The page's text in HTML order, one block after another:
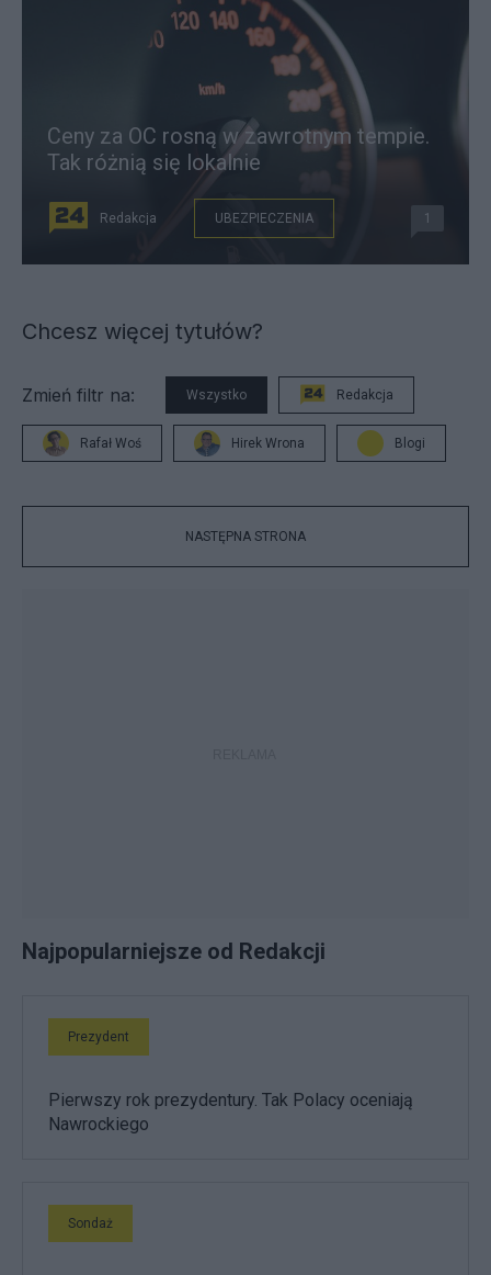
Ceny za OC rosną w zawrotnym tempie.
Tak różnią się lokalnie
Redakcja UBEZPIECZENIA 1
Chcesz więcej tytułów?
Zmień filtr na: Wszystko Redakcja
Rafał Woś Hirek Wrona Blogi
NASTĘPNA STRONA
Najpopularniejsze od Redakcji
Prezydent
Pierwszy rok prezydentury. Tak Polacy oceniają
Nawrockiego
Sondaż